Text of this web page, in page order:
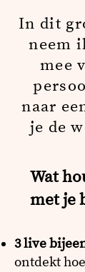
In dit
neem
mee
naar
je de
Wat
met je
3 live
ontdekt